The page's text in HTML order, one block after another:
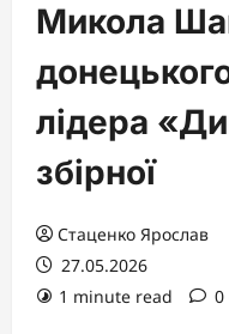
Микола
лідера
збірної
Стаценко Ярослав
27.05.2026
1 minute read
0